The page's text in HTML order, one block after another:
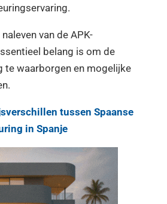
van de APK-
belang is om de
te waarborgen en mogelijke
tussen Spaanse
in Spanje